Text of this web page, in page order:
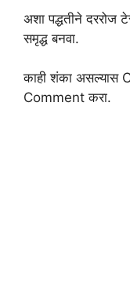
अशा पद्धतीने दररोज
समृद्ध बनवा.
काही शंका असल्यास
Comment करा.